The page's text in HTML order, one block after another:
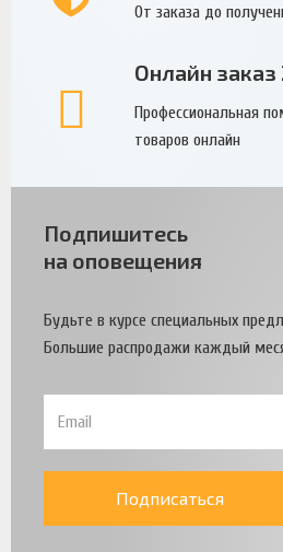
От заказа до
Онлайн
Профессиональная
товаров онлайн
Подпишитесь
на оповещения
Будьте в курсе специальных
Большие распродажи каждый
Подписаться